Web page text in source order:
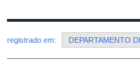
registrado em: DEPARTAMENTO